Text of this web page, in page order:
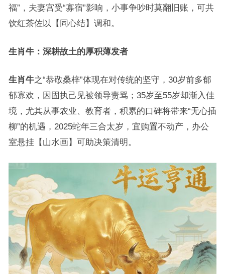
福”，夫妻宫受“寡宿”影响，小事争吵时莫翻旧账，可共
饮红茶佐以【同心结】调和。
生肖牛：深耕故土的厚积薄发者
生肖牛之“恭敬桑梓”体现在对传统的坚守，30岁前多郁
郁寡欢，因固执己见被领导责骂；35岁至55岁却渐入佳
境，尤其从事农业、教育者，积累的口碑将带来“无心插
柳”的机遇，2025蛇年三合太岁，宜购置不动产，办公
室悬挂【山水画】可助决策清明。